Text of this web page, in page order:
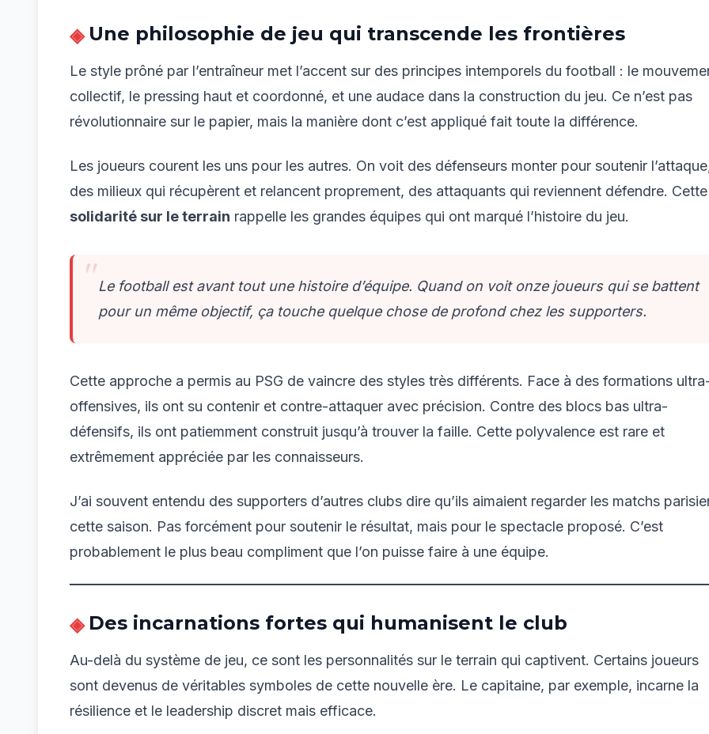
Une philosophie de jeu qui transcende les frontières
Le style prôné par l’entraîneur met l’accent sur des principes intemporels du football : le
collectif, le pressing haut et coordonné, et une audace dans la construction du jeu. Ce n’est pas
révolutionnaire sur le papier, mais la manière dont c’est appliqué fait toute la différence.
Les joueurs courent les uns pour les autres. On voit des défenseurs monter pour soutenir
des milieux qui récupèrent et relancent proprement, des attaquants qui reviennent défendre. Cette
solidarité sur le terrain rappelle les grandes équipes qui ont marqué l’histoire du jeu.
Le football est avant tout une histoire d’équipe. Quand on voit onze joueurs qui se battent
pour un même objectif, ça touche quelque chose de profond chez les supporters.
Cette approche a permis au PSG de vaincre des styles très différents. Face à des formations
offensives, ils ont su contenir et contre-attaquer avec précision. Contre des blocs bas ultra-
défensifs, ils ont patiemment construit jusqu’à trouver la faille. Cette polyvalence est rare et
extrêmement appréciée par les connaisseurs.
J’ai souvent entendu des supporters d’autres clubs dire qu’ils aimaient regarder les matchs
cette saison. Pas forcément pour soutenir le résultat, mais pour le spectacle proposé. C’est
probablement le plus beau compliment que l’on puisse faire à une équipe.
Des incarnations fortes qui humanisent le club
Au-delà du système de jeu, ce sont les personnalités sur le terrain qui captivent. Certains joueurs
sont devenus de véritables symboles de cette nouvelle ère. Le capitaine, par exemple, incarne la
résilience et le leadership discret mais efficace.